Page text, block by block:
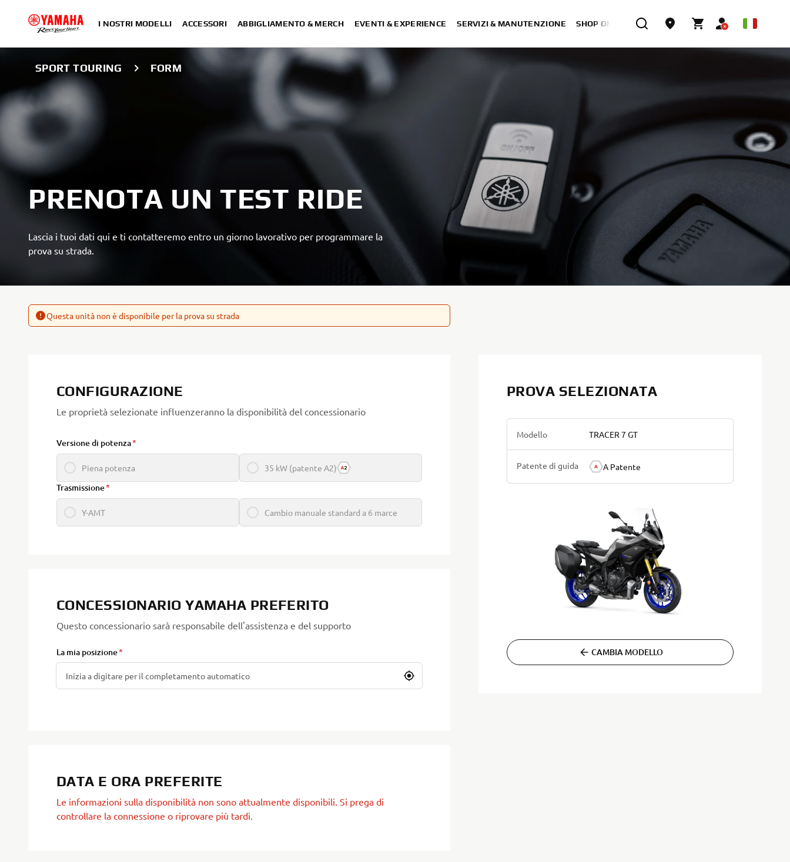
I NOSTRI MODELLI ACCESSORI ABBIGLIAMENTO & MERCH EVENTI & EXPERIENCE SERVIZI & MANUTENZIONE SHOP ONLINE
SPORT TOURING FORM
PRENOTA UN TEST RIDE
Lascia i tuoi dati qui e ti contatteremo entro un giorno lavorativo per programmare la
prova su strada.
Questa unità non è disponibile per la prova su strada
CONFIGURAZIONE
Le proprietà selezionate influenzeranno la disponibilità del concessionario
Versione di potenza
Piena potenza 35 kW (patente A2)
Trasmissione
Y-AMT Cambio manuale standard a 6 marce
CONCESSIONARIO YAMAHA PREFERITO
Questo concessionario sarà responsabile dell'assistenza e del supporto
La mia posizione
DATA E ORA PREFERITE
Le informazioni sulla disponibilità non sono attualmente disponibili. Si prega di
controllare la connessione o riprovare più tardi.
PROVA SELEZIONATA
Modello TRACER 7 GT
Patente di guida A Patente
CAMBIA MODELLO